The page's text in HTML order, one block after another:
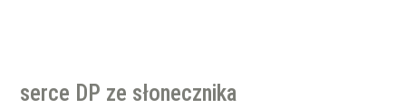
serce DP ze słonecznika